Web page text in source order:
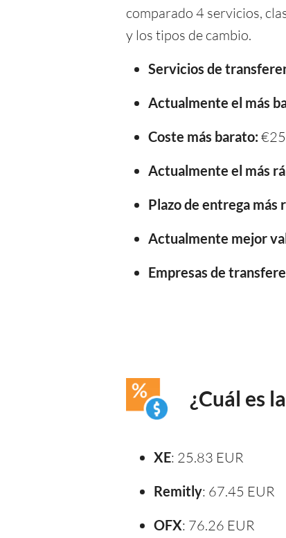
comparado 4 servicios,
y los tipos de cambio.
Servicios de
Actualmente el más
Coste más barato:
Actualmente el más
Plazo de entrega más
Actualmente mejor
Empresas de
¿Cuál es
XE: 25.83 EUR
Remitly: 67.45 EUR
OFX: 76.26 EUR